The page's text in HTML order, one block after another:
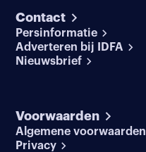
Contact
Persinformatie
Adverteren bij IDFA
Nieuwsbrief
Voorwaarden
Algemene voorwaarden
Privacy